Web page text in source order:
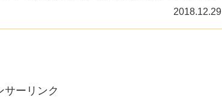
2018.12.29
サーリンク